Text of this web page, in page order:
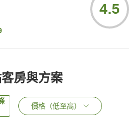
4.5
房與方案
價格（低至高）